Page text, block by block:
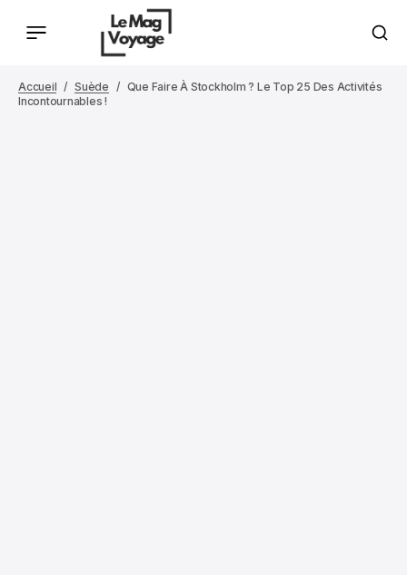
Accueil Suède
Que Faire À Stockholm ? Le Top 25 Des Activités
Incontournables !